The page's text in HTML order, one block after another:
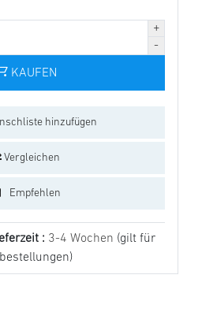
KAUFEN
hinzufügen
Vergleichen
Empfehlen
: 3-4 Wochen (gilt für